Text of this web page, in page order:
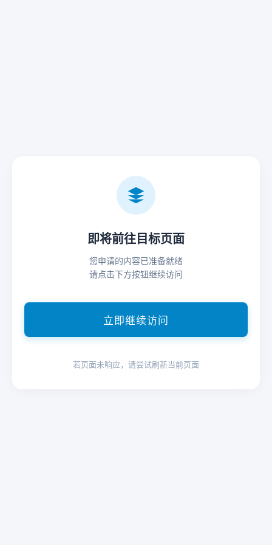
即将前往目标页面
您申请的内容已准备就绪
请点击下方按钮继续访问
立即继续访问
若页面未响应，请尝试刷新当前页面